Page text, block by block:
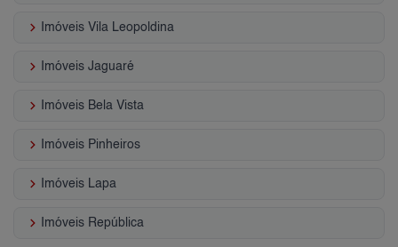
keyboard_arrow_right Imóveis Vila Leopoldina
keyboard_arrow_right Imóveis Jaguaré
keyboard_arrow_right Imóveis Bela Vista
keyboard_arrow_right Imóveis Pinheiros
keyboard_arrow_right Imóveis Lapa
keyboard_arrow_right Imóveis República